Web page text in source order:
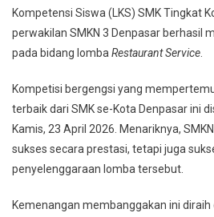
Kompetensi Siswa (LKS) SMK Tingkat
perwakilan SMKN 3 Denpasar berhasil
pada bidang lomba Restaurant Service
Kompetisi bergengsi yang
terbaik dari SMK se-Kota Denpasar ini
Kamis, 23 April 2026. Menariknya,
sukses secara prestasi, tetapi juga
penyelenggaraan lomba tersebut.
Kemenangan membanggakan ini diraih